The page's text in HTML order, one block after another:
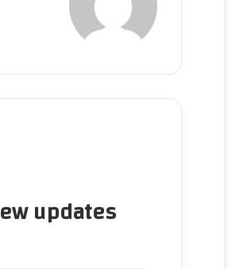
updates!